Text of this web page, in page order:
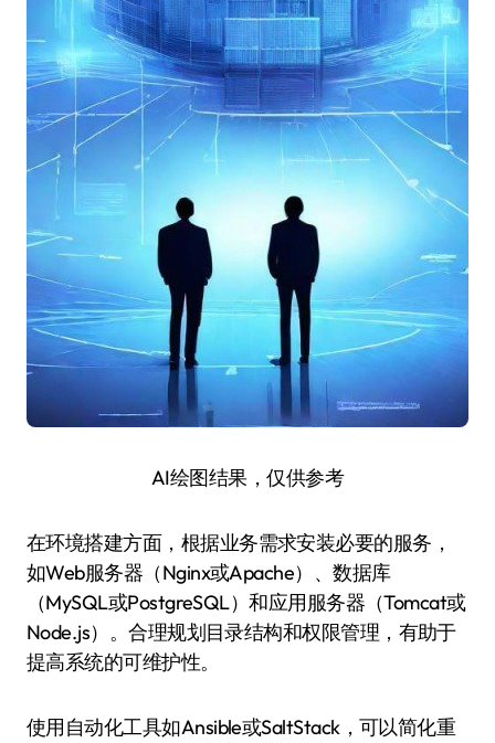
AI绘图结果，仅供参考
在环境搭建方面，根据业务需求安装必要的服务，
如Web服务器（Nginx或Apache）、数据库
（MySQL或PostgreSQL）和应用服务器（Tomcat或
Node.js）。合理规划目录结构和权限管理，有助于
提高系统的可维护性。
使用自动化工具如Ansible或SaltStack，可以简化重